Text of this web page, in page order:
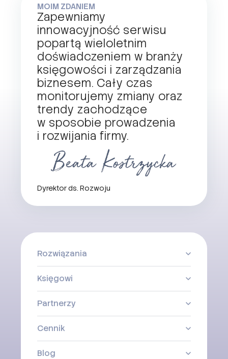
MOIM ZDANIEM
Zapewniamy
innowacyjność serwisu
popartą wieloletnim
doświadczeniem w branży
księgowości i zarządzania
biznesem. Cały czas
monitorujemy zmiany oraz
trendy zachodzące
w sposobie prowadzenia
i rozwijania firmy.
Dyrektor ds. Rozwoju
Rozwiązania
Księgowi
Partnerzy
Cennik
Blog